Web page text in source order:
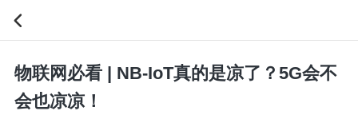
物联网必看 | NB-IoT真的是凉了？5G会不
会也凉凉！